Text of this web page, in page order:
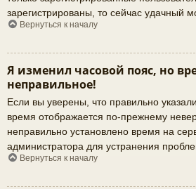
зарегистрированы, то сейчас удачный
Вернуться к началу
Я изменил часовой пояс, но
неправильное!
Если вы уверены, что правильно
время отображается по-прежнему
неправильно установлено время на
администратора для устранения
Вернуться к началу